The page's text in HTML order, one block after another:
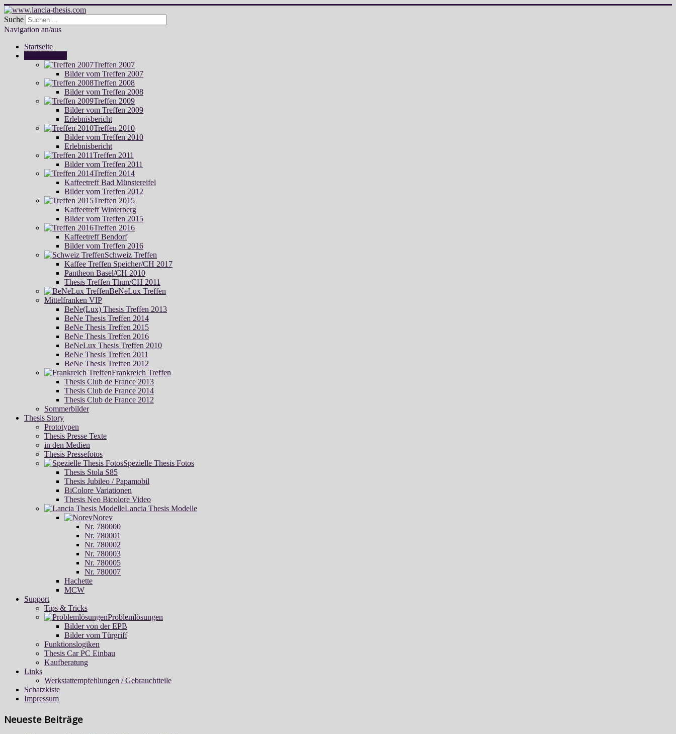
Suche
Navigation an/aus
Startseite
Treffen 2007
Bilder vom Treffen 2007
Treffen 2008
Bilder vom Treffen 2008
Treffen 2009
Bilder vom Treffen 2009
Erlebnisbericht
Treffen 2010
Bilder vom Treffen 2010
Erlebnisbericht
Treffen 2011
Bilder vom Treffen 2011
Treffen 2014
Kaffeetreff Bad Münstereifel
Bilder vom Treffen 2012
Treffen 2015
Kaffeetreff Winterberg
Bilder vom Treffen 2015
Treffen 2016
Kaffeetreff Bendorf
Bilder vom Treffen 2016
Schweiz Treffen
Kaffee Treffen Speicher/CH 2017
Pantheon Basel/CH 2010
Thesis Treffen Thun/CH 2011
BeNeLux Treffen
Mittelfranken VIP
BeNe(Lux) Thesis Treffen 2013
BeNe Thesis Treffen 2014
BeNe Thesis Treffen 2015
BeNe Thesis Treffen 2016
BeNeLux Thesis Treffen 2010
BeNe Thesis Treffen 2011
BeNe Thesis Treffen 2012
Frankreich Treffen
Thesis Club de France 2013
Thesis Club de France 2014
Thesis Club de France 2012
Sommerbilder
Thesis Story
Prototypen
Thesis Presse Texte
in den Medien
Thesis Pressefotos
Spezielle Thesis Fotos
Thesis Stola S85
Thesis Jubileo / Papamobil
BiColore Variationen
Thesis Neo Bicolore Video
Lancia Thesis Modelle
Norev
Nr. 780000
Nr. 780001
Nr. 780002
Nr. 780003
Nr. 780005
Nr. 780007
Hachette
MCW
Support
Tips & Tricks
Problemlösungen
Bilder von der EPB
Bilder vom Türgriff
Funktionslogiken
Thesis Car PC Einbau
Kaufberatung
Links
Werkstattempfehlungen / Gebrauchtteile
Schatzkiste
Impressum
Neueste Beiträge